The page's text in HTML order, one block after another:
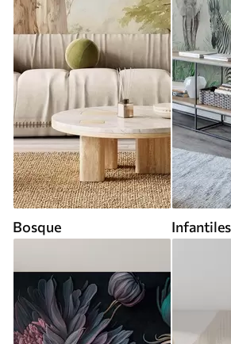
Bosque Infantiles